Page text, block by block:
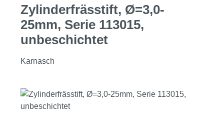
Zylinderfrässtift, Ø=3,0-
25mm, Serie 113015,
unbeschichtet
Karnasch
Bildergalerie überspringen